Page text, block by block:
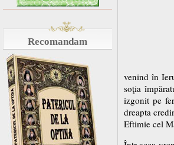
Recomandam
venind în
soţia
izgonit pe
dreapta
Eftimie cel